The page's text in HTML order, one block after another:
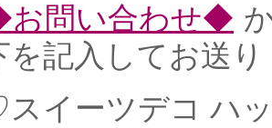
問い合わせ◆
を記入してお送
イーツデコ ハ